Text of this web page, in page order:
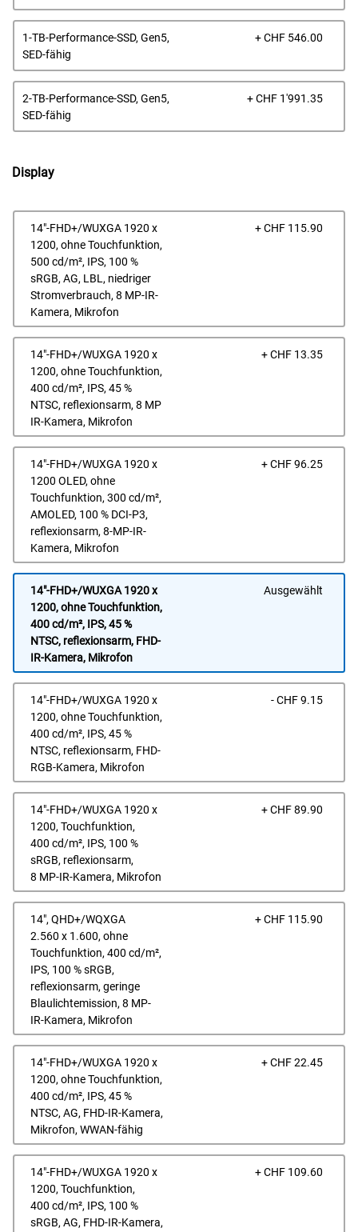
1-TB-Performance-SSD, Gen5,
SED-fähig
+ CHF 546.00
2-TB-Performance-SSD, Gen5,
SED-fähig
+ CHF 1'991.35
Display
14"-FHD+/WUXGA 1920 x
1200, ohne Touchfunktion,
500 cd/m², IPS, 100 %
sRGB, AG, LBL, niedriger
Stromverbrauch, 8 MP-IR-
Kamera, Mikrofon
+ CHF 115.90
14"-FHD+/WUXGA 1920 x
1200, ohne Touchfunktion,
400 cd/m², IPS, 45 %
NTSC, reflexionsarm, 8 MP
IR-Kamera, Mikrofon
+ CHF 13.35
14"-FHD+/WUXGA 1920 x
1200 OLED, ohne
Touchfunktion, 300 cd/m²,
AMOLED, 100 % DCI-P3,
reflexionsarm, 8-MP-IR-
Kamera, Mikrofon
+ CHF 96.25
14"-FHD+/WUXGA 1920 x
1200, ohne Touchfunktion,
400 cd/m², IPS, 45 %
NTSC, reflexionsarm, FHD-
IR-Kamera, Mikrofon
Ausgewählt
14"-FHD+/WUXGA 1920 x
1200, ohne Touchfunktion,
400 cd/m², IPS, 45 %
NTSC, reflexionsarm, FHD-
RGB-Kamera, Mikrofon
- CHF 9.15
14"-FHD+/WUXGA 1920 x
1200, Touchfunktion,
400 cd/m², IPS, 100 %
sRGB, reflexionsarm,
8 MP-IR-Kamera, Mikrofon
+ CHF 89.90
14", QHD+/WQXGA
2.560 x 1.600, ohne
Touchfunktion, 400 cd/m²,
IPS, 100 % sRGB,
reflexionsarm, geringe
Blaulichtemission, 8 MP-
IR-Kamera, Mikrofon
+ CHF 115.90
14"-FHD+/WUXGA 1920 x
1200, ohne Touchfunktion,
400 cd/m², IPS, 45 %
NTSC, AG, FHD-IR-Kamera,
Mikrofon, WWAN-fähig
+ CHF 22.45
14"-FHD+/WUXGA 1920 x
1200, Touchfunktion,
400 cd/m², IPS, 100 %
sRGB, AG, FHD-IR-Kamera,
+ CHF 109.60